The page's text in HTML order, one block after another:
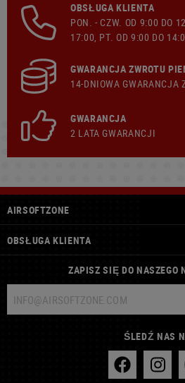
OBSŁUGA KLIENTA
PON. - CZW. OD 9:00 DO
17:00, PT. OD 9:00 DO
GWARANCJA ZWROTU
14-DNIOWA GWARANCJA
GWARANCJA
2 LATA GWARANCJI
AIRSOFTZONE
OBSŁUGA KLIENTA
ZAPISZ SIĘ DO NASZEGO
ŚLEDŹ NAS